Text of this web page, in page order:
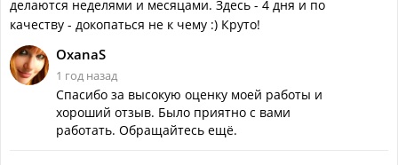
делаются неделями и месяцами. Здесь - 4 дня и по
качеству - докопаться не к чему :) Круто!
OxanaS
1 год назад
Спасибо за высокую оценку моей работы и
хороший отзыв. Было приятно с вами
работать. Обращайтесь ещё.